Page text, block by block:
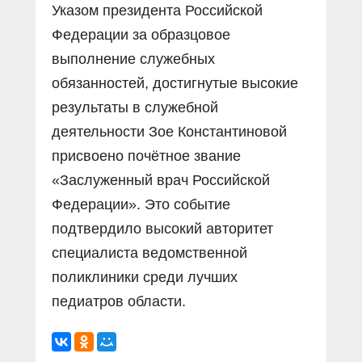
Указом президента Российской
Федерации за образцовое
выполнение служебных
обязанностей, достигнутые высокие
результаты в служебной
деятельности Зое Константиновой
присвоено почётное звание
«Заслуженный врач Российской
Федерации». Это событие
подтвердило высокий авторитет
специалиста ведомственной
поликлиники среди лучших
педиатров области.